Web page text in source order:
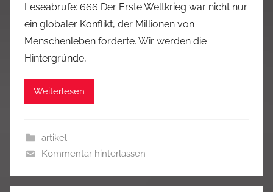
Leseabrufe: 666 Der Erste Weltkrieg war nicht nur
ein globaler Konflikt, der Millionen von
Menschenleben forderte. Wir werden die
Hintergründe,
Weiterlesen
artikel
Kommentar hinterlassen